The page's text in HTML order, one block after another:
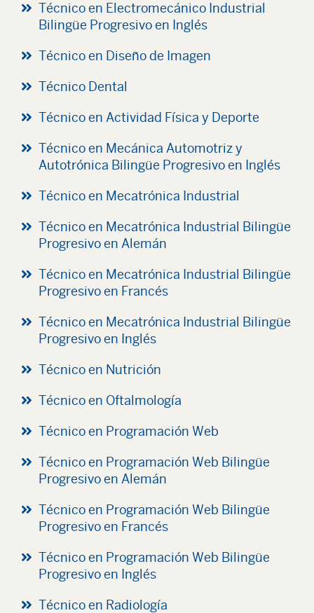
Técnico en Electromecánico Industrial
Bilingüe Progresivo en Inglés
Técnico en Diseño de Imagen
Técnico Dental
Técnico en Actividad Física y Deporte
Técnico en Mecánica Automotriz y
Autotrónica Bilingüe Progresivo en Inglés
Técnico en Mecatrónica Industrial
Técnico en Mecatrónica Industrial Bilingüe
Progresivo en Alemán
Técnico en Mecatrónica Industrial Bilingüe
Progresivo en Francés
Técnico en Mecatrónica Industrial Bilingüe
Progresivo en Inglés
Técnico en Nutrición
Técnico en Oftalmología
Técnico en Programación Web
Técnico en Programación Web Bilingüe
Progresivo en Alemán
Técnico en Programación Web Bilingüe
Progresivo en Francés
Técnico en Programación Web Bilingüe
Progresivo en Inglés
Técnico en Radiología